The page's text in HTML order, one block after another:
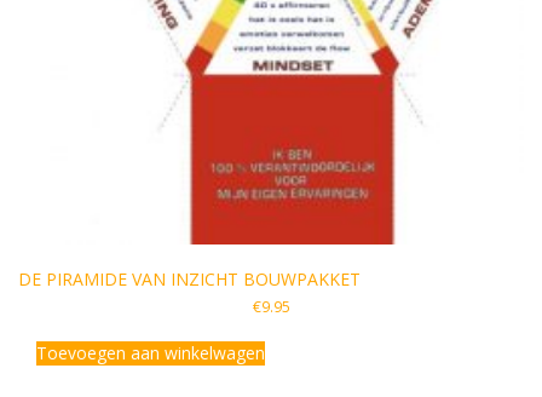
DE PIRAMIDE VAN INZICHT BOUWPAKKET
€9.95
Toevoegen aan winkelwagen